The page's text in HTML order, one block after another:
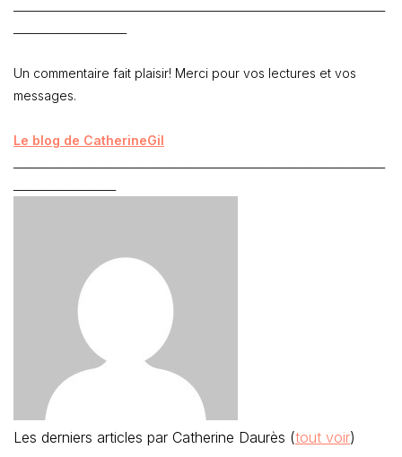
Un commentaire fait plaisir! Merci pour vos lectures et vos
messages.
Le blog de CatherineGil
Les derniers articles par Catherine Daurès (tout voir)